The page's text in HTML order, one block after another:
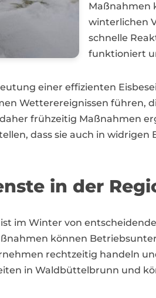
Maßnahmen
winterlichen
schnelle
funktioniert
einer effizienten
Wetterereignissen führen,
frühzeitig Maßnahmen
dass sie auch in
in der
im Winter von
können
rechtzeitig handeln
in Waldbüttelbrunn und